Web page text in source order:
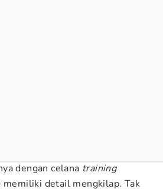
dengan celana training
memiliki detail mengkilap. Tak